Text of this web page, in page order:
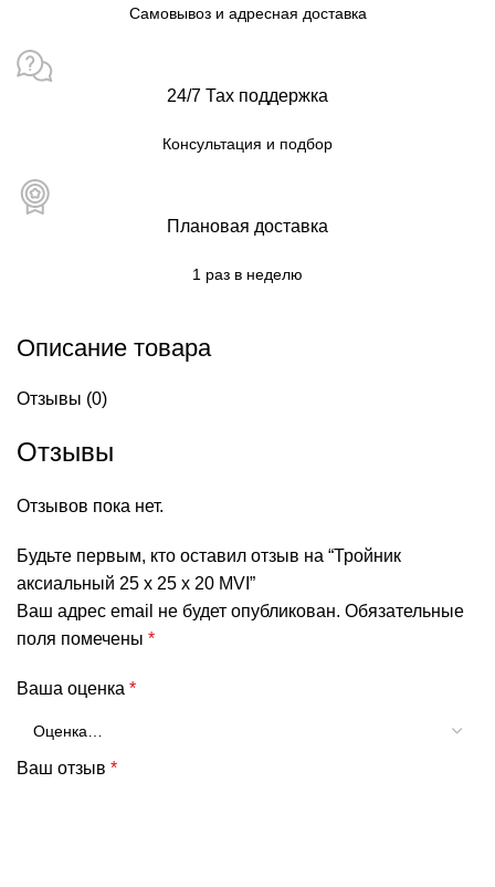
Самовывоз и адресная доставка
24/7 Тах поддержка
Консультация и подбор
Плановая доставка
1 раз в неделю
Описание товара
Отзывы (0)
Отзывы
Отзывов пока нет.
Будьте первым, кто оставил отзыв на “Тройник
аксиальный 25 х 25 х 20 MVI”
Ваш адрес email не будет опубликован. Обязательные
поля помечены *
Ваша оценка *
Ваш отзыв *